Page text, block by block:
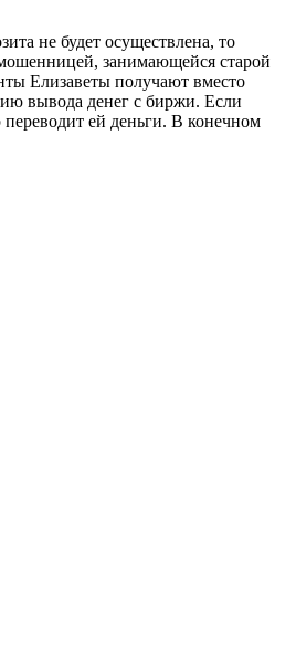
не будет осуществлена, то
занимающейся старой
Елизаветы получают вместо
вывода денег с биржи. Если
ей деньги. В конечном